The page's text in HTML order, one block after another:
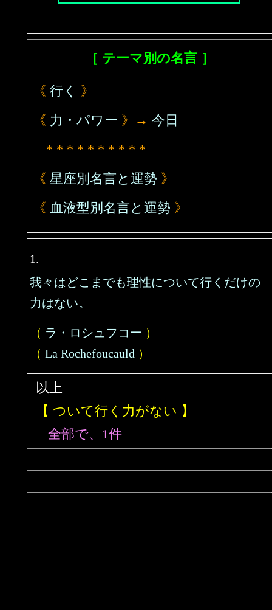
［ テーマ別の名言 ］
《 行く
》
《 力・パワー 》→ 今日
* * * * * * * * * *
《 星座別名言と運勢 》
《 血液型別名言と運勢 》
1.
我々はどこまでも理性について行くだけの
力はない。
（ ラ・ロシュフコー ）
（ La Rochefoucauld ）
以上
【 ついて行く力がない 】
全部で、1件